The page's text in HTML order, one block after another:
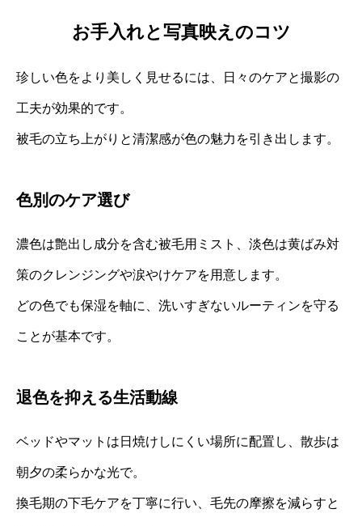
お手入れと写真映えのコツ
珍しい色をより美しく見せるには、日々のケアと撮影の
工夫が効果的です。
被毛の立ち上がりと清潔感が色の魅力を引き出します。
色別のケア選び
濃色は艶出し成分を含む被毛用ミスト、淡色は黄ばみ対
策のクレンジングや涙やけケアを用意します。
どの色でも保湿を軸に、洗いすぎないルーティンを守る
ことが基本です。
退色を抑える生活動線
ベッドやマットは日焼けしにくい場所に配置し、散歩は
朝夕の柔らかな光で。
換毛期の下毛ケアを丁寧に行い、毛先の摩擦を減らすと